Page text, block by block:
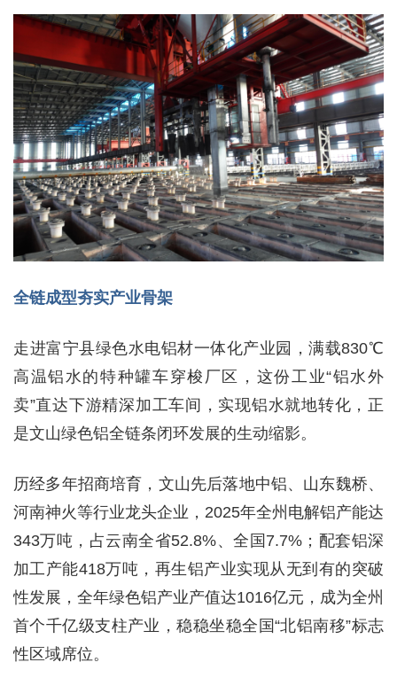
全链成型夯实产业骨架
走进富宁县绿色水电铝材一体化产业园，满载830℃
高温铝水的特种罐车穿梭厂区，这份工业“铝水外
卖”直达下游精深加工车间，实现铝水就地转化，正
是文山绿色铝全链条闭环发展的生动缩影。
历经多年招商培育，文山先后落地中铝、山东魏桥、
河南神火等行业龙头企业，2025年全州电解铝产能达
343万吨，占云南全省52.8%、全国7.7%；配套铝深
加工产能418万吨，再生铝产业实现从无到有的突破
性发展，全年绿色铝产业产值达1016亿元，成为全州
首个千亿级支柱产业，稳稳坐稳全国“北铝南移”标志
性区域席位。